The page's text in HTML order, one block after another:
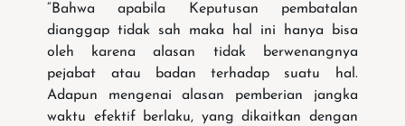
“Bahwa apabila Keputusan pembatalan
dianggap tidak sah maka hal ini hanya bisa
oleh karena alasan tidak berwenangnya
pejabat atau badan terhadap suatu hal.
Adapun mengenai alasan pemberian jangka
waktu efektif berlaku, yang dikaitkan dengan